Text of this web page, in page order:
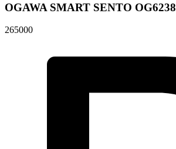
OGAWA SMART SENTO OG6238
265000